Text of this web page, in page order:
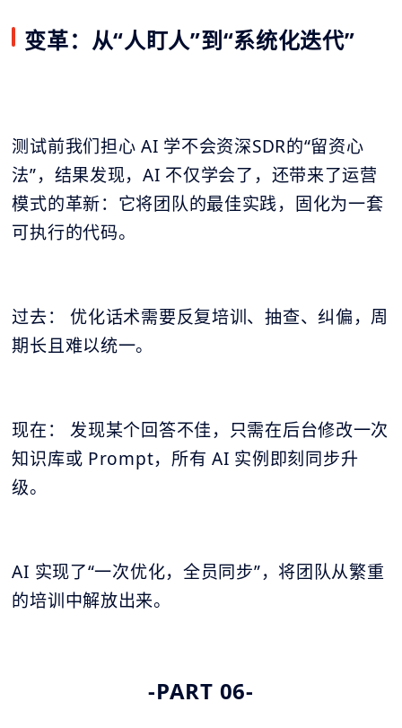
变革：从“人盯人”到“系统化迭代”
测试前我们担心 AI 学不会资深SDR的“留资心
法”，结果发现，AI 不仅学会了，还带来了运营
模式的革新：它将团队的最佳实践，固化为一套
可执行的代码。
过去： 优化话术需要反复培训、抽查、纠偏，周
期长且难以统一。
现在： 发现某个回答不佳，只需在后台修改一次
知识库或 Prompt，所有 AI 实例即刻同步升
级。
AI 实现了“一次优化，全员同步”，将团队从繁重
的培训中解放出来。
-PART 06-